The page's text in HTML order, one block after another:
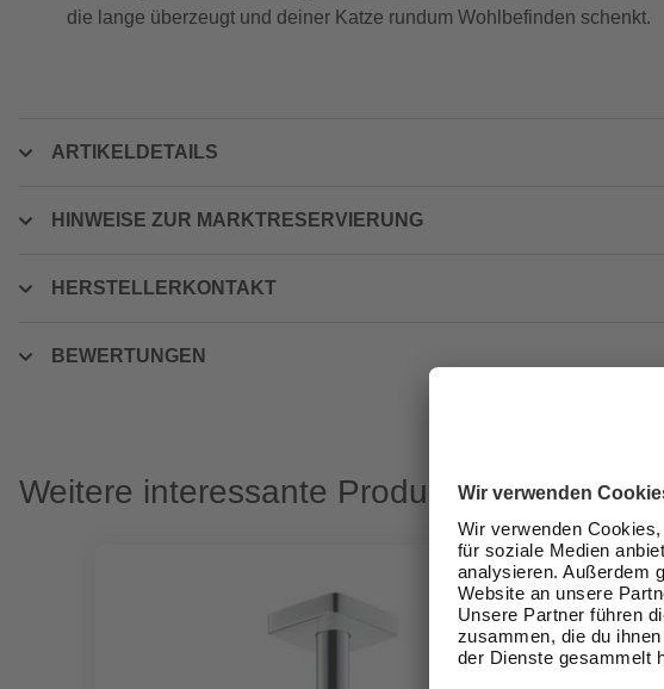
die lange überzeugt und deiner Katze rundum Wohlbefinden schenkt.
ARTIKELDETAILS
HINWEISE ZUR MARKTRESERVIERUNG
HERSTELLERKONTAKT
BEWERTUNGEN
Weitere interessante Produkte